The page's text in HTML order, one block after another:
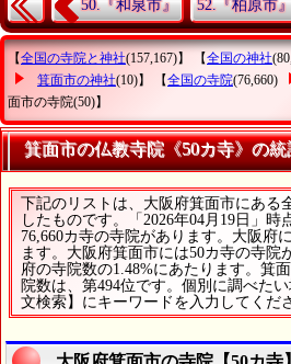
50.『和泉市』 52.『柏原市
【全国の寺院と神社(157,167)】 【全国の神社
箕面市の神社(10)】 【全国の寺院(76,660)
面市の寺院(50)】
箕面市の仏教寺院《50カ寺》の
下記のリストは、大阪府箕面市にある
したものです。「2026年04月19日」時
76,660カ寺の寺院があります。大阪府
ます。大阪府箕面市には50カ寺の寺院
府の寺院数の1.48%にあたります。箕
院数は、第494位です。個別に調べた
文検索】にキーワードを入力してくだ